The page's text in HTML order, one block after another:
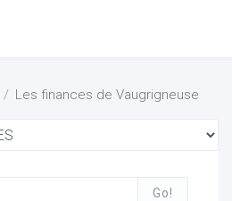
Les finances de Vaugrigneuse
Go!